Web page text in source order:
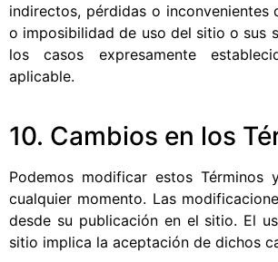
indirectos, pérdidas o inconvenientes
o imposibilidad de uso del sitio o sus
los casos expresamente
aplicable.
10. Cambios en los
Podemos modificar estos Términos
cualquier momento. Las
desde su publicación en el sitio. El
sitio implica la aceptación de dichos